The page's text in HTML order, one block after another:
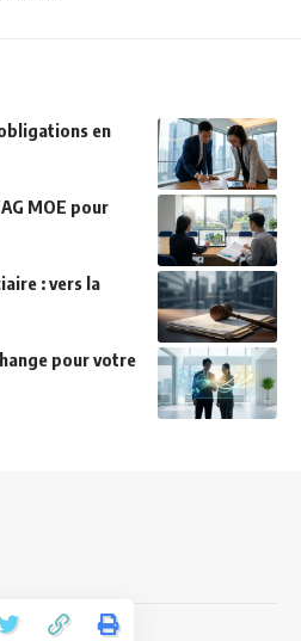
en
MOE pour
: vers la
pour votre
légales|CONTACT